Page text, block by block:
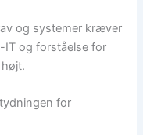
og systemer kræver
IT og forståelse for
for